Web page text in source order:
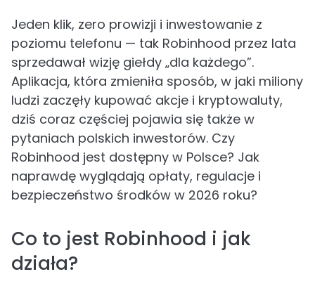
Jeden klik, zero prowizji i inwestowanie z
poziomu telefonu — tak Robinhood przez lata
sprzedawał wizję giełdy „dla każdego”.
Aplikacja, która zmieniła sposób, w jaki miliony
ludzi zaczęły kupować akcje i kryptowaluty,
dziś coraz częściej pojawia się także w
pytaniach polskich inwestorów. Czy
Robinhood jest dostępny w Polsce? Jak
naprawdę wyglądają opłaty, regulacje i
bezpieczeństwo środków w 2026 roku?
Co to jest Robinhood i jak
działa?